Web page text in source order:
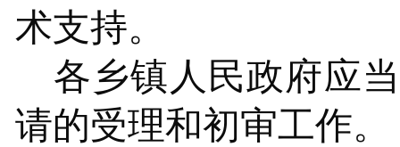
术支持。
各乡镇人民政府应
请的受理和初审工作。